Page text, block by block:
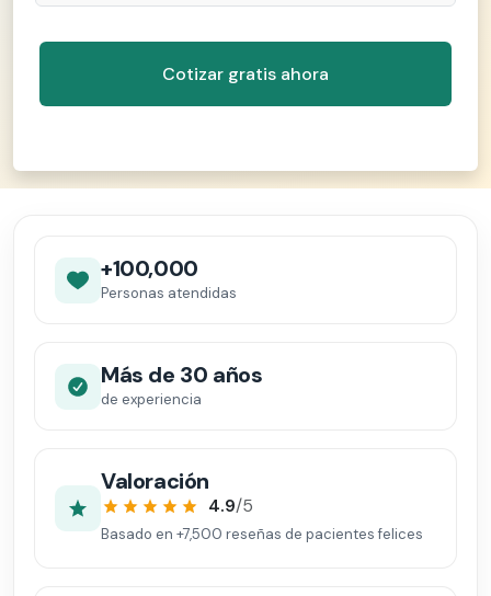
+100,000
Personas atendidas
Más de 30 años
de experiencia
Valoración
4.9/5
Basado en +7,500 reseñas de pacientes felices